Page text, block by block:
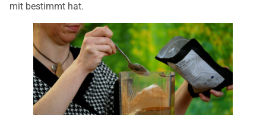
mit bestimmt hat.